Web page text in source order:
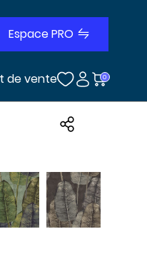
dans le site
Espace PRO
de vente 0